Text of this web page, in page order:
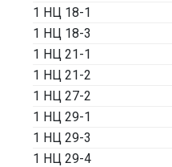
1 НЦ 18-1
1 НЦ 18-3
1 НЦ 21-1
1 НЦ 21-2
1 НЦ 27-2
1 НЦ 29-1
1 НЦ 29-3
1 НЦ 29-4